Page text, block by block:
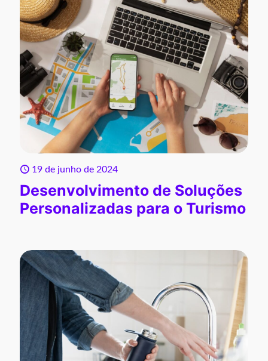
19 de junho de 2024
Desenvolvimento de Soluções
Personalizadas para o Turismo